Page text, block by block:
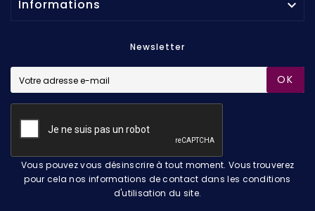
Informations 
Newsletter
OK
Vous pouvez vous désinscrire à tout moment. Vous trouverez
pour cela nos informations de contact dans les conditions
d'utilisation du site.